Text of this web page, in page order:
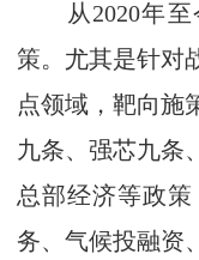
从2020年至
策。尤其是针对
点领域，靶向施
九条、强芯九条
总部经济等政
务、气候投融资